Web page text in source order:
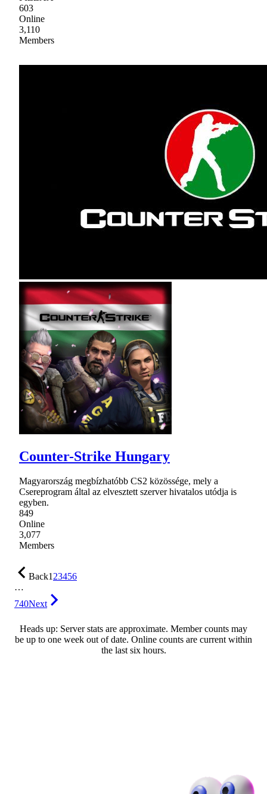
603
Online
3,110
Members
Counter-Strike Hungary
Magyarország megbízhatóbb CS2 közössége, mely a
Csereprogram által az elvesztett szerver hivatalos utódja is
egyben.
849
Online
3,077
Members
Back123456
…
740Next
Heads up: Server stats are approximate. Member counts may
be up to one week out of date. Online counts are current within
the last six hours.